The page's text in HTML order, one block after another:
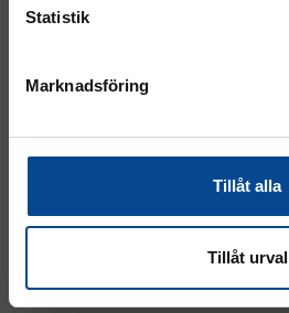
Statistik
Marknadsföring
Tillåt alla
Tillåt urval
187 66 Täby
Mån–Tor:7.30–16.30
AVVIKANDE ÖPPETTIDER